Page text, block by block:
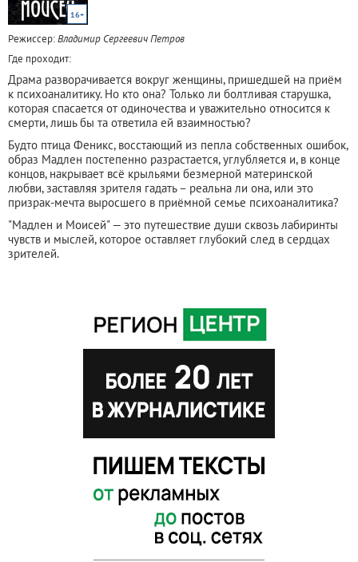
16+
Режиссер:Владимир Сергеевич Петров
Где проходит:
Драма разворачивается вокруг женщины, пришедшей на приём
к психоаналитику. Но кто она? Только ли болтливая старушка,
которая спасается от одиночества и уважительно относится к
смерти, лишь бы та ответила ей взаимностью?
Будто птица Феникс, восстающий из пепла собственных ошибок,
образ Мадлен постепенно разрастается, углубляется и, в конце
концов, накрывает всё крыльями безмерной материнской
любви, заставляя зрителя гадать – реальна ли она, или это
призрак-мечта выросшего в приёмной семье психоаналитика?
"Мадлен и Моисей" — это путешествие души сквозь лабиринты
чувств и мыслей, которое оставляет глубокий след в сердцах
зрителей.